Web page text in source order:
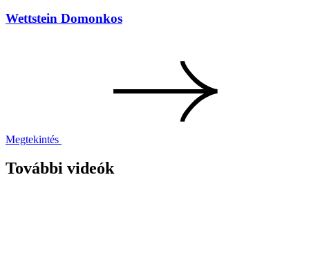
Wettstein Domonkos
Megtekintés
További videók